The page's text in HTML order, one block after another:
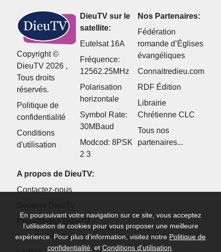
Copyright ©
DieuTV 2026 ,
Tous droits
réservés.
Politique de
confidentialité
Conditions
d'utilisation
DieuTV sur le
satellite:
Eutelsat 16A
Fréquence:
12562.25MHz
Polarisation
horizontale
Symbol Rate:
30MBaud
Modcod: 8PSK
2 3
Nos Partenaires:
Fédération
romande d’Églises
évangéliques
Connaitredieu.com
RDF Édition
Librairie
Chrétienne CLC
Tous nos
partenaires...
A propos de DieuTV:
Contactez-nous
Présentation DieuTV
Nos Partenaires
En poursuivant votre navigation sur ce site, vous acceptez
l’utilisation de cookies pour vous proposer une meilleure
expérience. Pour plus d’information, visitez notre Politique de
confidentialité , et Conditions d'utilisation